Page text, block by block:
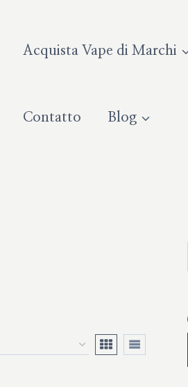
Acquista Vape di Marchi
Contatto Blog